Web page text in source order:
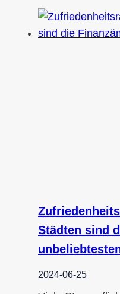
Städten sind
2024-06-25